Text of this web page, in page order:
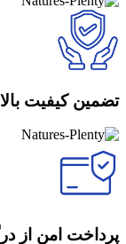
تضمین کیفیت بالا
پرداخت امن از